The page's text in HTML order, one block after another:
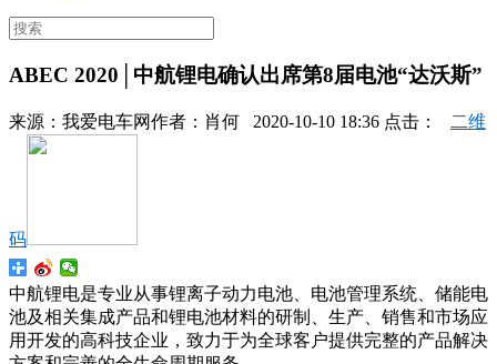
ABEC 2020│中航锂电确认出席第8届电池“达沃斯”
来源： 我爱电车网作者： 肖何 2020-10-10 18:36 点击： 二维
码
中航锂电是专业从事锂离子动力电池、电池管理系统、储能电
池及相关集成产品和锂电池材料的研制、生产、销售和市场应
用开发的高科技企业，致力于为全球客户提供完整的产品解决